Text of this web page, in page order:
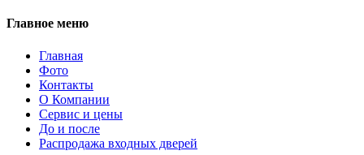
Главное меню
Главная
Фото
Контакты
О Компании
Сервис и цены
До и после
Распродажа входных дверей